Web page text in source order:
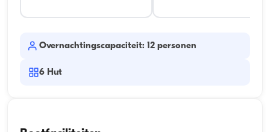
Overnachtingscapaciteit: 12 personen
6 Hut